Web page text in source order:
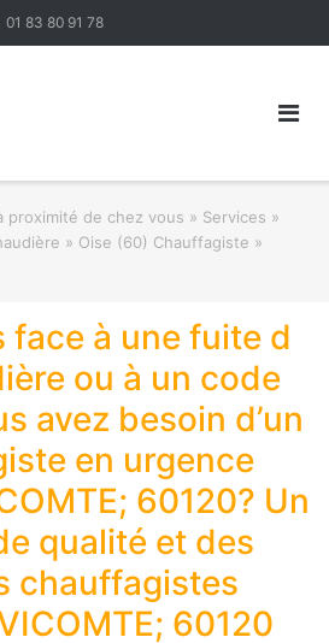
01 83 80 91 78
proximité de chez vous » Services »
» Oise (60) Chauffagiste »
face à une fuite d
ou à un code
avez besoin d’un
en urgence
60120? Un
qualité et des
chauffagistes
60120